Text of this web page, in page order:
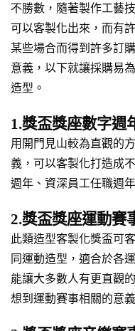
不勝數，隨著製作工藝
可以客製化出來，而有
某些場合而得到許多訂
意義，以下就讓採購易
造型。
1.獎盃獎座數字週
用開門見山較為直觀的
義，可以客製化打造成
週年、資深員工任職週
2.獎盃獎座運動賽
此類造型客製化獎盃可
同運動造型，適合於各
能讓大多數人有更直觀
想到運動賽事相關的意義